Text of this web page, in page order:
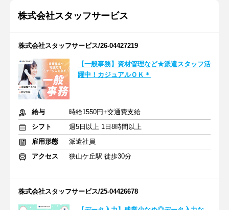
株式会社スタッフサービス
株式会社スタッフサービス/26-04427219
【一般事務】資材管理など★派遣スタッフ活
躍中！カジュアルＯＫ＊
給与
時給1550円+交通費支給
シフト
週5日以上 1日8時間以上
雇用形態
派遣社員
アクセス
狭山ケ丘駅 徒歩30分
株式会社スタッフサービス/25-04426678